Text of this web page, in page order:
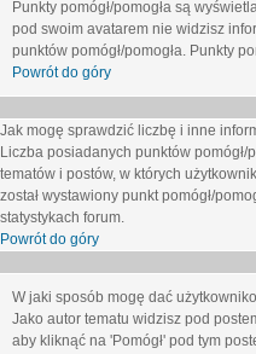
Punkty pomógł/pomogła są
pod swoim avatarem nie widzisz
punktów pomógł/pomogła. Punkty
Powrót do góry
Jak mogę sprawdzić liczbę i inne
Liczba posiadanych punktów
tematów i postów, w których
został wystawiony punkt pomógł/
statystykach forum.
Powrót do góry
W jaki sposób mogę dać
Jako autor tematu widzisz pod
aby kliknąć na 'Pomógł' pod tym